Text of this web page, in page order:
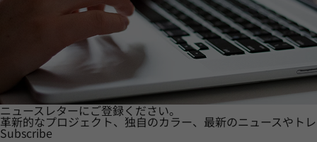
ニュースレターにご登録ください。
革新的なプロジェクト、独自のカラー、最新のニュースやト
Subscribe